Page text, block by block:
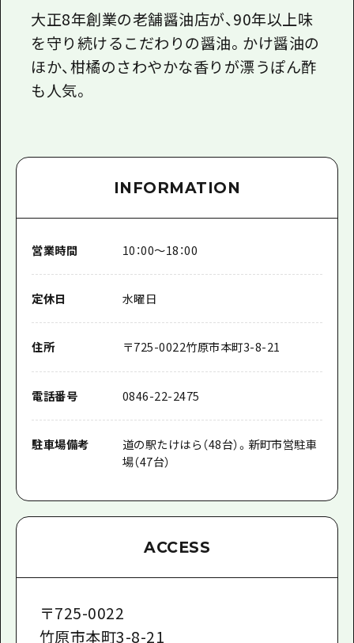
ユニバーサルツーリズム
ガイドブック
フォトダウンロード
大正8年創業の老舗醤油店が、90年以上味
を守り続けるこだわりの醤油。かけ醤油の
ほか、柑橘のさわやかな香りが漂うぽん酢
も人気。
INFORMATION
営業時間 10：00～18：00
定休日 水曜日
住所 〒725-0022竹原市本町3-8-21
電話番号 0846-22-2475
駐車場備考
道の駅たけはら（48台）。新町市営駐車
場（47台）
ACCESS
〒725-0022
竹原市本町3-8-21